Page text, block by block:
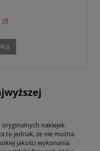
naklejek
to jednak, że nie można
jakości wykonania.